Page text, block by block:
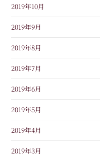
2019年10月
2019年9月
2019年8月
2019年7月
2019年6月
2019年5月
2019年4月
2019年3月